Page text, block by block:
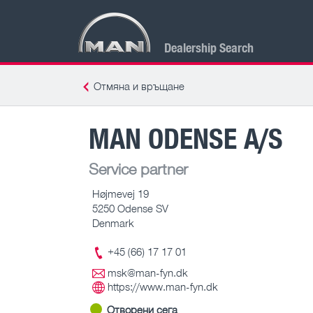
Dealership Search
Отмяна и връщане
MAN ODENSE A/S
Service partner
Højmevej 19
5250 Odense SV
Denmark
+45 (66) 17 17 01
msk@man-fyn.dk
https://www.man-fyn.dk
Отворени сега